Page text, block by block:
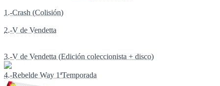
1.-Crash (Colisión)
2.-V de Vendetta
3.-V de Vendetta (Edición coleccionista + disco)
4.-Rebelde Way 1ªTemporada